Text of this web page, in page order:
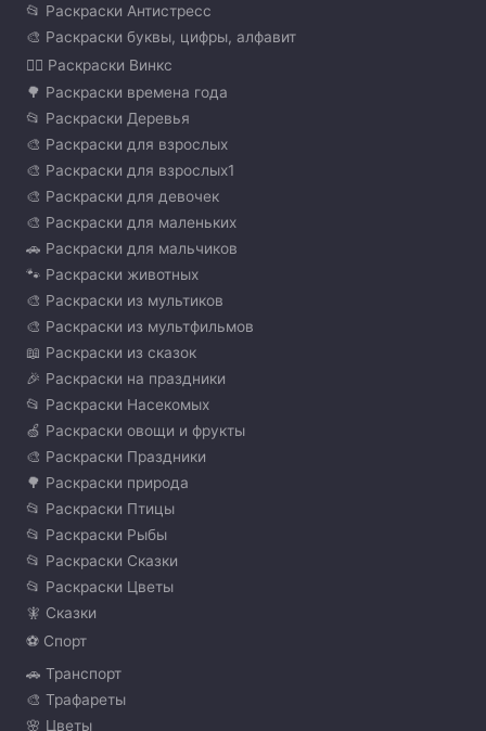
📂 Раскраски Антистресс
🎨 Раскраски буквы, цифры, алфавит
🧚‍♀️ Раскраски Винкс
🌳 Раскраски времена года
📂 Раскраски Деревья
🎨 Раскраски для взрослых
🎨 Раскраски для взрослых1
🎨 Раскраски для девочек
🎨 Раскраски для маленьких
🚗 Раскраски для мальчиков
🐾 Раскраски животных
🎨 Раскраски из мультиков
🎨 Раскраски из мультфильмов
📖 Раскраски из сказок
🎉 Раскраски на праздники
📂 Раскраски Насекомых
🍏 Раскраски овощи и фрукты
🎨 Раскраски Праздники
🌳 Раскраски природа
📂 Раскраски Птицы
📂 Раскраски Рыбы
📂 Раскраски Сказки
📂 Раскраски Цветы
🧚 Сказки
⚽ Спорт
🚗 Транспорт
🎨 Трафареты
🌸 Цветы